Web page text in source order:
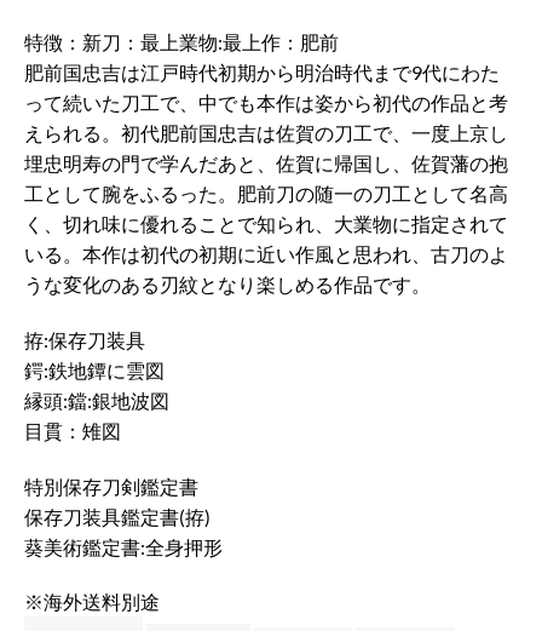
特徴：新刀：最上業物:最上作：肥前
肥前国忠吉は江戸時代初期から明治時代まで9代にわた
って続いた刀工で、中でも本作は姿から初代の作品と考
えられる。初代肥前国忠吉は佐賀の刀工で、一度上京し
埋忠明寿の門で学んだあと、佐賀に帰国し、佐賀藩の抱
工として腕をふるった。肥前刀の随一の刀工として名高
く、切れ味に優れることで知られ、大業物に指定されて
いる。本作は初代の初期に近い作風と思われ、古刀のよ
うな変化のある刃紋となり楽しめる作品です。
拵:保存刀装具
鍔:鉄地鐔に雲図
縁頭:鐺:銀地波図
目貫：雉図
特別保存刀剣鑑定書
保存刀装具鑑定書(拵)
葵美術鑑定書:全身押形
※海外送料別途